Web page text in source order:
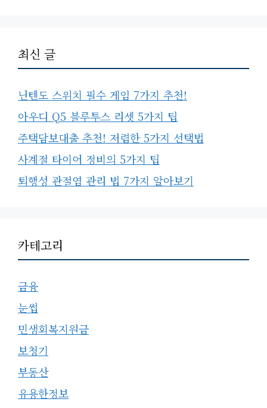
최신 글
닌텐도 스위치 필수 게임 7가지 추천!
아우디 Q5 블루투스 리셋 5가지 팁
주택담보대출 추천! 저렴한 5가지 선택법
사계절 타이어 정비의 5가지 팁
퇴행성 관절염 관리 법 7가지 알아보기
카테고리
금융
눈썹
민생회복지원금
보청기
부동산
유용한정보